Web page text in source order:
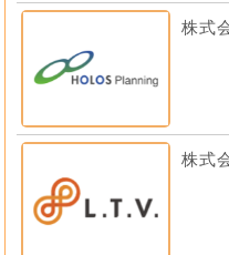
株式
株式